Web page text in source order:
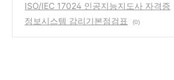
ISO/IEC 17024 인공지능지도사 자격증
정보시스템 감리기본점검표 (0)